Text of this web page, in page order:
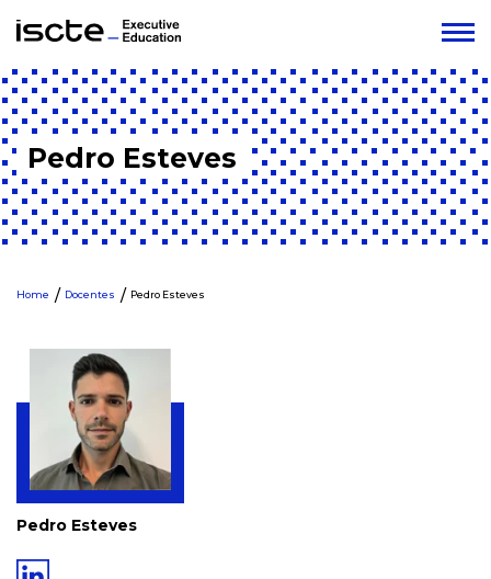
Pedro Esteves
Home Docentes Pedro Esteves
Pedro Esteves